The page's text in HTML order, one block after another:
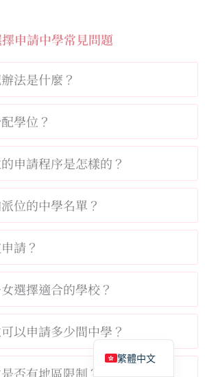
申請中學常見問題
法是什麼？
學位？
申請程序是怎樣的？
位的中學名單？
請？
選擇適合的學校？
以申請多少間中學？
否有地區限制？
繁體中文
English